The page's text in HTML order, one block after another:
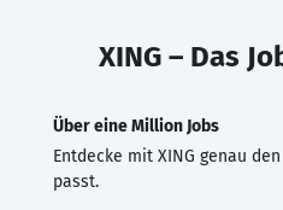
XING – Das
Über eine Million Jobs
Entdecke mit XING genau
passt.